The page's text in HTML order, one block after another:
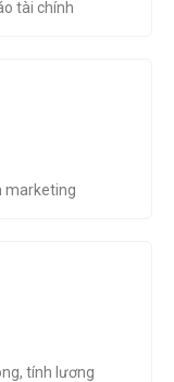
tài chính
marketing
tính lương